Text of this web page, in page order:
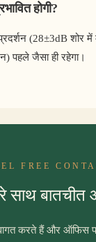
होगी?
(28±3dB शोर
पहले जैसा ही रहेगा।
FREE
साथ बातचीत
करते हैं और ऑफिस